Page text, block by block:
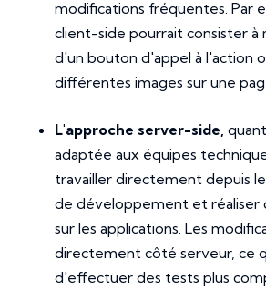
modifications fréquentes. Par
client-side pourrait consister à
d'un bouton d'appel à l'action
différentes images sur une
L'approche server-side,
adaptée aux équipes
travailler directement depuis
de développement et réaliser
sur les applications. Les
directement côté serveur, ce
d'effectuer des tests plus